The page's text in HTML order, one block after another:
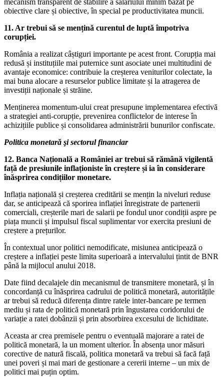
mecanism transparent de stabilire a salariului minim bazat pe
obiective clare și obiective, în special pe productivitatea muncii.
11. Ar trebui să se mențină curentul de luptă împotriva
corupției.
România a realizat câștiguri importante pe acest front. Corupția mai
redusă și instituțiile mai puternice sunt asociate unei multitudini de
avantaje economice: contribuie la creșterea veniturilor colectate, la
mai buna alocare a resurselor publice limitate și la atragerea de
investiții naționale și străine.
Menținerea momentum-ului creat presupune implementarea efectivă
a strategiei anti-corupție, prevenirea conflictelor de interese în
achizițiile publice și consolidarea administrării bunurilor confiscate.
Politica monetară şi sectorul financiar
12. Banca Națională a României ar trebui să rămână vigilentă
față de presiunile inflaționiste în creștere și ia în considerare
înăsprirea condițiilor monetare.
Inflația națională și creșterea creditării se mențin la niveluri reduse
dar, se anticipează că sporirea inflației înregistrate de partenerii
comerciali, creșterile mari de salarii pe fondul unor condiții aspre pe
piața muncii și impulsul fiscal suplimentar vor exercita presiuni de
creștere a prețurilor.
În contextual unor politici nemodificate, misiunea anticipează o
creștere a inflației peste limita superioară a intervalului țintit de BNR
până la mijlocul anului 2018.
Date fiind decalajele din mecanismul de transmitere monetară, și în
concordanță cu înăsprirea cadrului de politică monetară, autoritățile
ar trebui să reducă diferența dintre ratele inter-bancare pe termen
mediu și rata de politică monetară prin îngustarea coridorului de
variație a ratei dobânzii și prin absorbirea excesului de lichiditate.
Aceasta ar crea premisele pentru o eventuală majorare a ratei de
politică monetară, la un moment ulterior. În absența unor măsuri
corective de natură fiscală, politica monetară va trebui să facă față
unei poveri și mai mari de gestionare a cererii interne – un mix de
politici mai puțin optim.